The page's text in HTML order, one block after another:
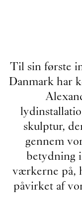
Til sin første
Danmark har
skulptur,
gennem
betydning
værkerne på,
påvirket af